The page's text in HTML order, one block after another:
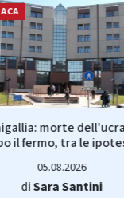
morte
il fermo, tra le
05.08.2026
diSara Santini